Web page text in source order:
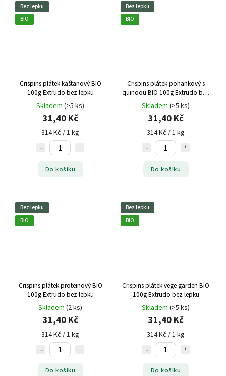
Bez lepku
BIO
Crispins plátek kaštanový BIO
100g Extrudo bez lepku
Skladem (>5 ks)
31,40 Kč
314 Kč / 1 kg
Do košíku
Bez lepku
BIO
Crispins plátek pohankový s
quinoou BIO 100g Extrudo bez
lepku
Skladem (>5 ks)
31,40 Kč
314 Kč / 1 kg
Do košíku
Bez lepku
BIO
Crispins plátek proteinový BIO
100g Extrudo bez lepku
Skladem (2 ks)
31,40 Kč
314 Kč / 1 kg
Do košíku
Bez lepku
BIO
Crispins plátek vege garden BIO
100g Extrudo bez lepku
Skladem (>5 ks)
31,40 Kč
314 Kč / 1 kg
Do košíku